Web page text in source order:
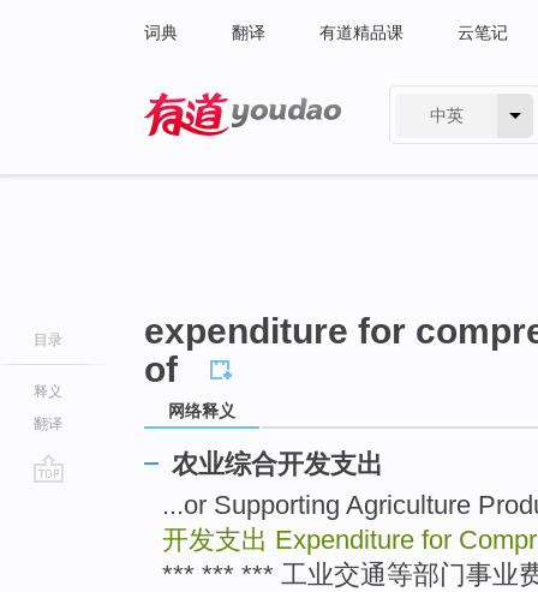
词典 翻译 有道精品课 云笔记
中英
目录
释义
翻译
expenditure for
of
网络释义
农业综合开发支出
...or Supporting Agriculture
开发支出 Expenditure for
*** *** *** 工业交通等部门事业